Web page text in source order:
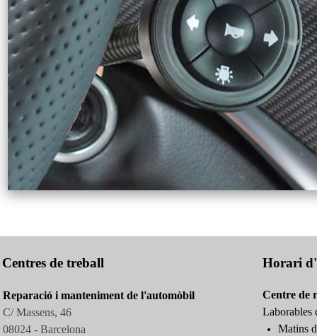
Centres de treball
Reparació i manteniment de l'automòbil
C/ Massens, 46
08024 - Barcelona
Horari
Centre de
Laborables
Matins